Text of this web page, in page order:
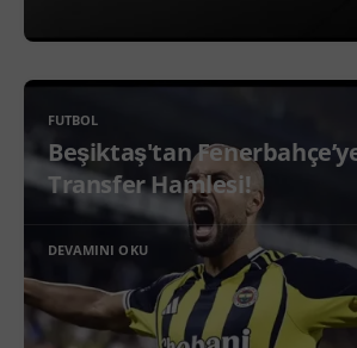
FUTBOL
Beşiktaş'tan
Transfer Hamlesi!
DEVAMINI OKU